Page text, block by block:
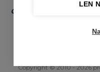
LEN
Copyright © 2010 - 2026